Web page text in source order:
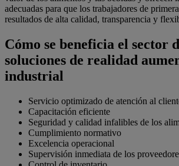
adecuadas para que los trabajadores de
resultados de alta calidad, transparencia y
Cómo se beneficia el sector
soluciones de realidad
industrial
Servicio optimizado de atención al
Capacitación eficiente
Seguridad y calidad infalibles de los
Cumplimiento normativo
Excelencia operacional
Supervisión inmediata de los